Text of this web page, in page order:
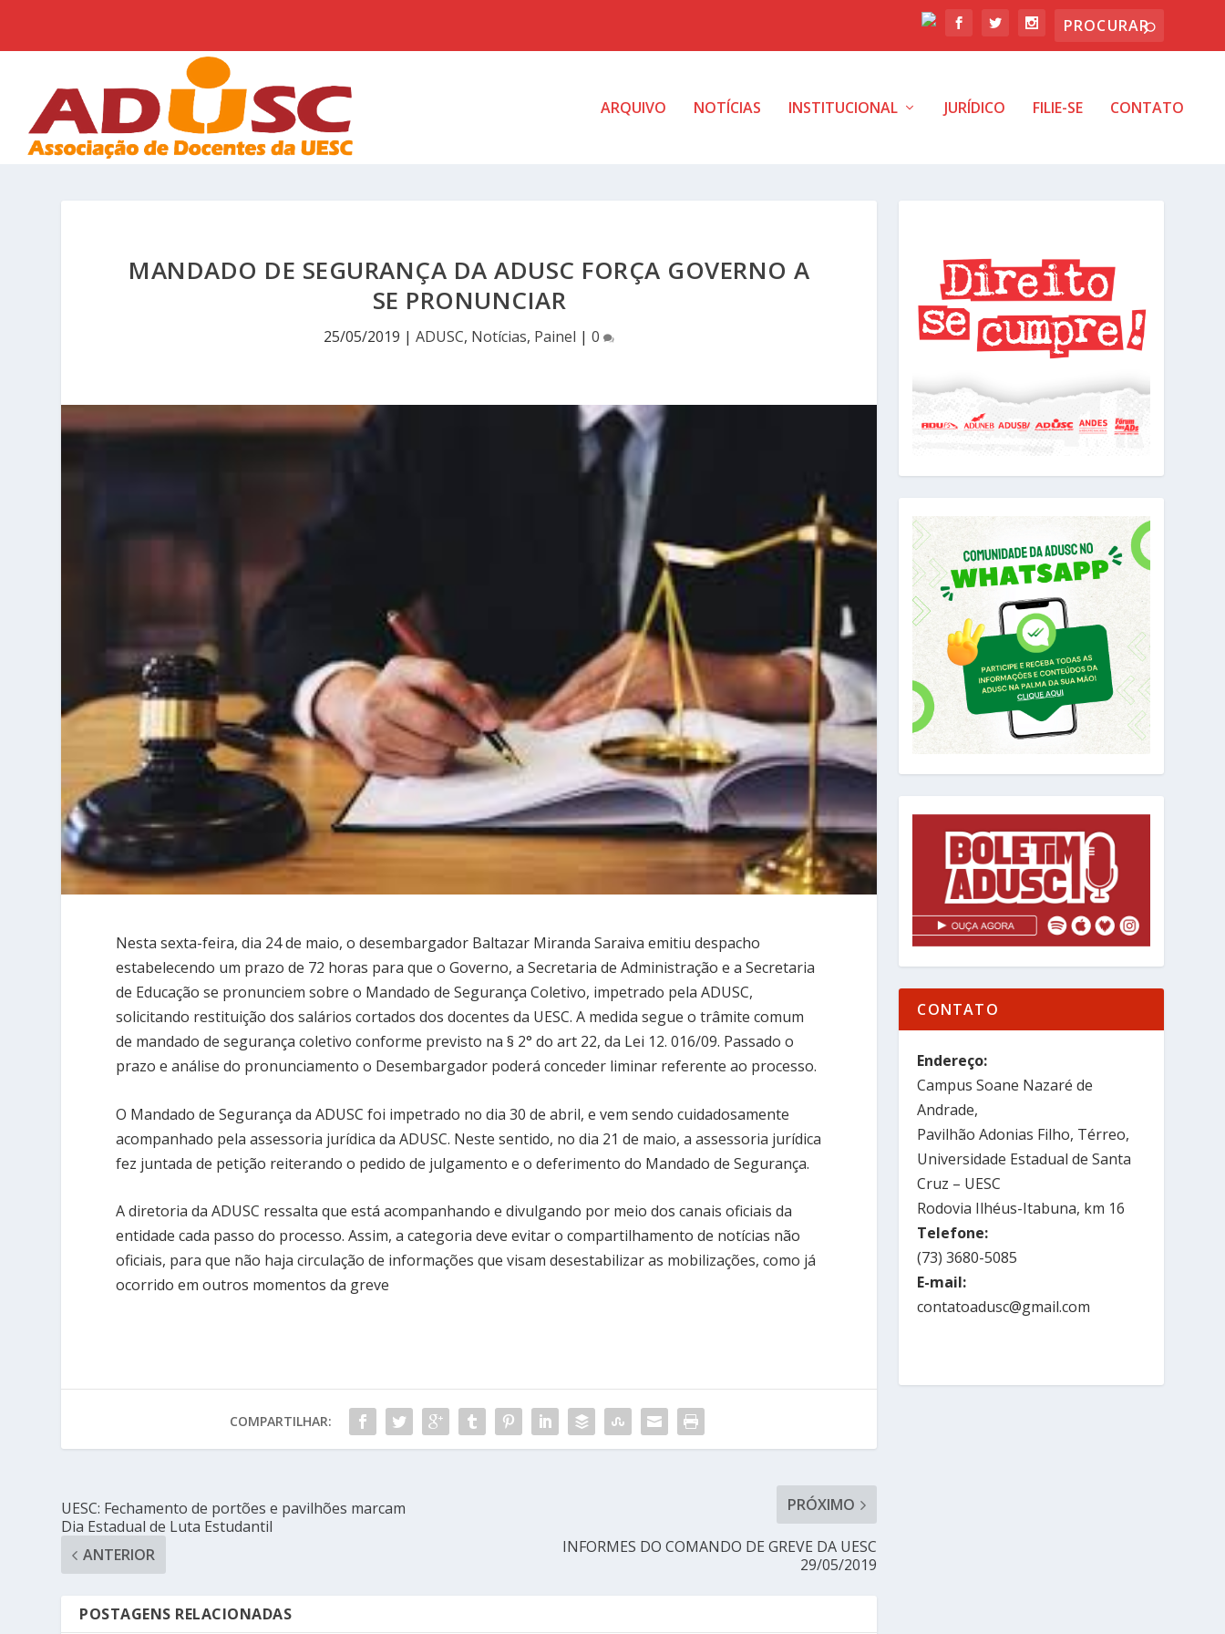
ARQUIVO NOTÍCIAS INSTITUCIONAL JURÍDICO FILIE-SE CONTATO
MANDADO DE SEGURANÇA DA ADUSC FORÇA GOVERNO A
SE PRONUNCIAR
25/05/2019 |ADUSC, Notícias, Painel |0
Nesta sexta-feira, dia 24 de maio, o desembargador Baltazar Miranda Saraiva emitiu despacho
estabelecendo um prazo de 72 horas para que o Governo, a Secretaria de Administração e a Secretaria
de Educação se pronunciem sobre o Mandado de Segurança Coletivo, impetrado pela ADUSC,
solicitando restituição dos salários cortados dos docentes da UESC. A medida segue o trâmite comum
de mandado de segurança coletivo conforme previsto na § 2° do art 22, da Lei 12. 016/09. Passado o
prazo e análise do pronunciamento o Desembargador poderá conceder liminar referente ao processo.
O Mandado de Segurança da ADUSC foi impetrado no dia 30 de abril, e vem sendo cuidadosamente
acompanhado pela assessoria jurídica da ADUSC. Neste sentido, no dia 21 de maio, a assessoria jurídica
fez juntada de petição reiterando o pedido de julgamento e o deferimento do Mandado de Segurança.
A diretoria da ADUSC ressalta que está acompanhando e divulgando por meio dos canais oficiais da
entidade cada passo do processo. Assim, a categoria deve evitar o compartilhamento de notícias não
oficiais, para que não haja circulação de informações que visam desestabilizar as mobilizações, como já
ocorrido em outros momentos da greve
COMPARTILHAR:
UESC: Fechamento de portões e pavilhões marcam
Dia Estadual de Luta Estudantil
ANTERIOR
PRÓXIMO
INFORMES DO COMANDO DE GREVE DA UESC
29/05/2019
POSTAGENS RELACIONADAS
CONTATO
Endereço:
Campus Soane Nazaré de
Andrade,
Pavilhão Adonias Filho, Térreo,
Universidade Estadual de Santa
Cruz – UESC
Rodovia Ilhéus-Itabuna, km 16
Telefone:
(73) 3680-5085
E-mail:
contatoadusc@gmail.com